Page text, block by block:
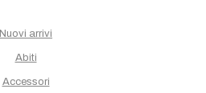
Nuovi arrivi
Abiti
Accessori